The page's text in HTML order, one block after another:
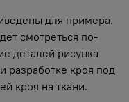
для примера.
смотреться по-
деталей рисунка
разработке кроя под
кроя на ткани.